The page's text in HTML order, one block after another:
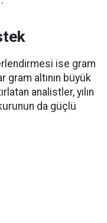
ise gram
gram altının büyük
analistler, yılın
da güçlü